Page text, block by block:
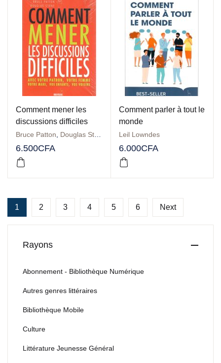
Comment mener les
discussions difficiles
Bruce Patton Douglas Stone Sheila Heen
6.500CFA
Comment parler à tout le
monde
Leil Lowndes
6.000CFA
1 2 3 4 5 6 Next
Rayons
Abonnement - Bibliothèque Numérique
Autres genres littéraires
Bibliothèque Mobile
Culture
Littérature Jeunesse Général